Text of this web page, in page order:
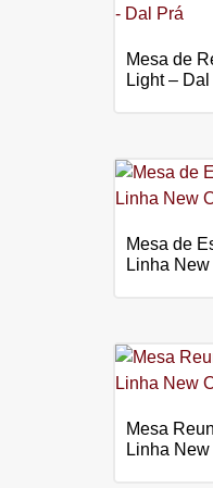
Mesa de
Light – Dal
Mesa de
Linha
Mesa
Linha